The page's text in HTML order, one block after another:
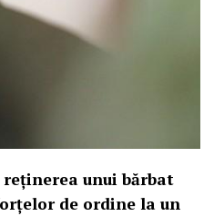
unui bărbat
de ordine la un